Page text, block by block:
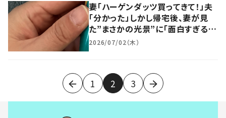
妻「ハーゲンダッツ買ってきて！」夫
「分かった」しかし帰宅後、妻が見
た”まさかの光景”に「面白すぎる
ｗ」「パパ、グッジョブ！！」「ナイスト
2026/07/02（木）
1 2 3